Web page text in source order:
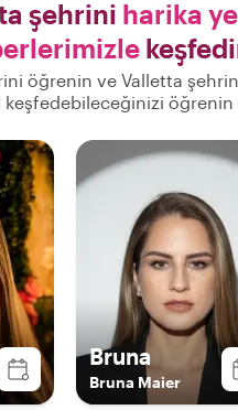
şehrini harika
öğrenin ve Valletta
keşfedebileceğinizi öğrenin
Bruna
Bruna Maier